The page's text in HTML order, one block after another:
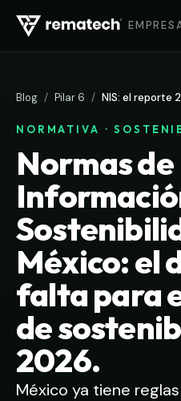
Blog / Pilar 6 / NIS: el reporte
NORMATIVA ·
Normas de
México: el
falta para
de
2026.
México ya tiene